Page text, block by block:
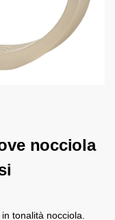
nocciola
tonalità nocciola.